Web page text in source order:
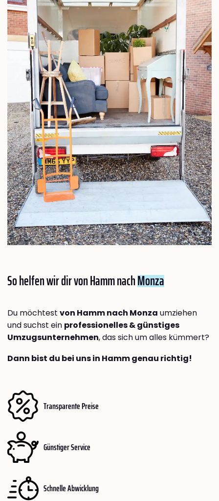
So helfen wir dir von Hamm nachMonza
Du möchtest von Hamm nach Monza umziehen
und suchst ein professionelles & günstiges
Umzugsunternehmen, das sich um alles kümmert?
Dann bist du bei uns in Hamm genau richtig!
Transparente Preise
Günstiger Service
Schnelle Abwicklung